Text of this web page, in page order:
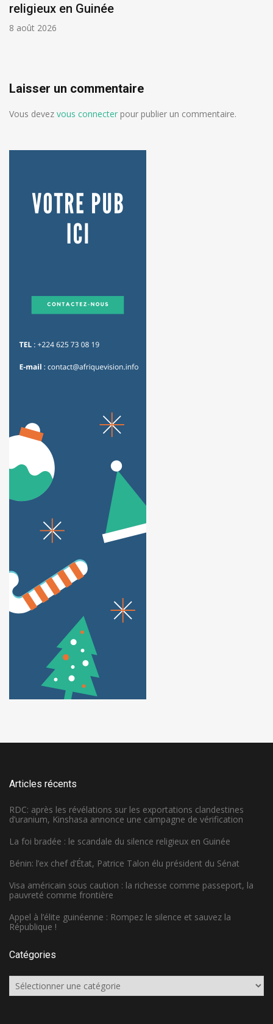
religieux en Guinée
8 août 2026
Laisser un commentaire
Vous devez vous connecter pour publier un commentaire.
Articles récents
RDC: après les révélations sur les exportations clandestines
d’uranium, Kinshasa annonce une campagne de vérification
La foi bradée : le scandale du silence religieux en Guinée
Bénin: l’ex chef d’État, Patrice Talon élu président du Sénat
Visa américain sous caution : la richesse comme passeport, la
pauvreté comme frontière
Appel à l’élite guinéenne : Rompez le silence et sauvez la
République !
Catégories
Catégories